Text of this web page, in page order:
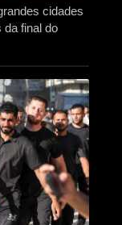
cidades
da final do